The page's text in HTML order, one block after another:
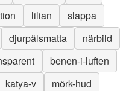
lilian
slappa
djurpälsmatta
närbild
benen-i-luften
katya-v
mörk-hud